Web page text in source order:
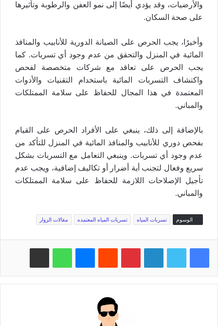
والأرضيات، وقد يؤدي أيضًا إلى نمو العفن والرطوبة وتأثيرها
على صحة السكان.
وأخيرًا، يجب الحرص على الصيانة الدورية للأنابيب والمنافذ
المائية في المنزل والتحقق من عدم وجود أي تسربات. كما
يجب الحرص على تعاقد مع شركات متخصصة لفحص
واكتشاف التسربات المائية باستخدام التقنيات والأدوات
المعتمدة في هذا المجال للحفاظ على سلامة الممتلكات
والمباني.
بالإضافة إلى ذلك، ينبغي على الأفراد الحرص على القيام
بفحص دوري للأنابيب والمنافذ المائية في المنزل للتأكد من
عدم وجود أي تسربات. وينبغي التعامل مع التسربات بشكل
سريع وفعال لتجنب أية أضرار أو تكاليف إضافية، ويجب عدم
تأجيل الإصلاحات اللازمة للحفاظ على سلامة الممتلكات
والمباني.
الوسوم تسربات المياه تسربات المياه المعتمده مقالات الزوار
فيسبوك لينكدإن بينتيريست واتساب